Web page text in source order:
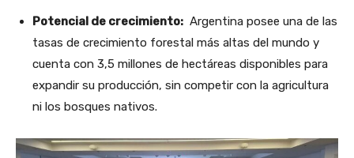
Potencial de crecimiento: Argentina posee una de las
tasas de crecimiento forestal más altas del mundo y
cuenta con 3,5 millones de hectáreas disponibles para
expandir su producción, sin competir con la agricultura
ni los bosques nativos.